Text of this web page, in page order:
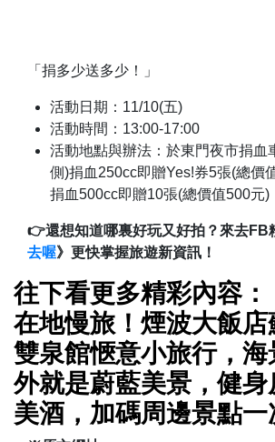
「捐多少送多少！」
活動日期：11/10(五)
活動時間：13:00-17:00
活動地點與辦法：於東門夜市捐血
側)捐血250cc即贈Yes!券5張(總價
捐血500cc即贈10張(總價值500元)
👉還想知道哪裏好玩又好拍？來去FB
去喔》更快掌握旅遊新資訊！
往下看更多精彩內容：
在地慢旅！煙波大飯店
雙泉館愜意小旅行，海
外就是蔚藍美景，健身
美酒，加碼周邊景點一